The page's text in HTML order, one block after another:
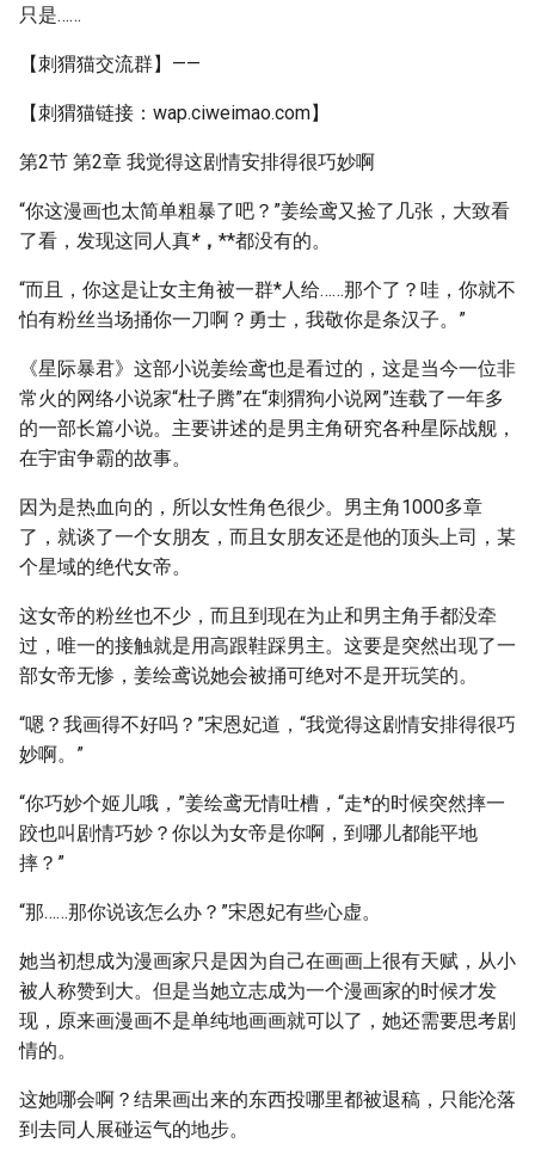
只是……
【刺猬猫交流群】——
【刺猬猫链接：wap.ciweimao.com】
第2节 第2章 我觉得这剧情安排得很巧妙啊
“你这漫画也太简单粗暴了吧？”姜绘鸢又捡了几张，大致看
了看，发现这同人真*， **都没有的。
“而且，你这是让女主角被一群*人给……那个了？哇，你就不
怕有粉丝当场捅你一刀啊？勇士，我敬你是条汉子。”
《星际暴君》这部小说姜绘鸢也是看过的，这是当今一位非
常火的网络小说家“杜子腾”在“刺猬狗小说网”连载了一年多
的一部长篇小说。主要讲述的是男主角研究各种星际战舰，
在宇宙争霸的故事。
因为是热血向的，所以女性角色很少。男主角1000多章
了，就谈了一个女朋友，而且女朋友还是他的顶头上司，某
个星域的绝代女帝。
这女帝的粉丝也不少，而且到现在为止和男主角手都没牵
过，唯一的接触就是用高跟鞋踩男主。这要是突然出现了一
部女帝无惨，姜绘鸢说她会被捅可绝对不是开玩笑的。
“嗯？我画得不好吗？”宋恩妃道，“我觉得这剧情安排得很巧
妙啊。”
“你巧妙个姬儿哦，”姜绘鸢无情吐槽，“走*的时候突然摔一
跤也叫剧情巧妙？你以为女帝是你啊，到哪儿都能平地
摔？”
“那……那你说该怎么办？”宋恩妃有些心虚。
她当初想成为漫画家只是因为自己在画画上很有天赋，从小
被人称赞到大。但是当她立志成为一个漫画家的时候才发
现，原来画漫画不是单纯地画画就可以了，她还需要思考剧
情的。
这她哪会啊？结果画出来的东西投哪里都被退稿，只能沦落
到去同人展碰运气的地步。